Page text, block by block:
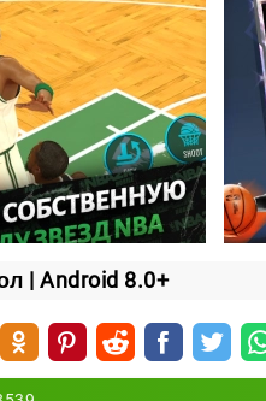
картинкой
— современных и
состава
| Android 8.0+